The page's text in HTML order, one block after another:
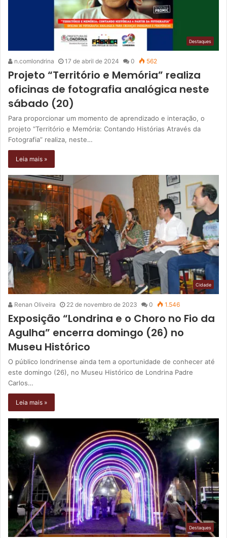
Destaques
n.comlondrina 17 de abril de 2024 0 562
Projeto “Território e Memória” realiza
oficinas de fotografia analógica neste
sábado (20)
Para proporcionar um momento de aprendizado e interação, o
projeto “Território e Memória: Contando Histórias Através da
Fotografia” realiza, neste…
Leia mais »
Cidade
Renan Oliveira 22 de novembro de 2023 0 1.546
Exposição “Londrina e o Choro no Fio da
Agulha” encerra domingo (26) no
Museu Histórico
O público londrinense ainda tem a oportunidade de conhecer até
este domingo (26), no Museu Histórico de Londrina Padre
Carlos…
Leia mais »
Destaques